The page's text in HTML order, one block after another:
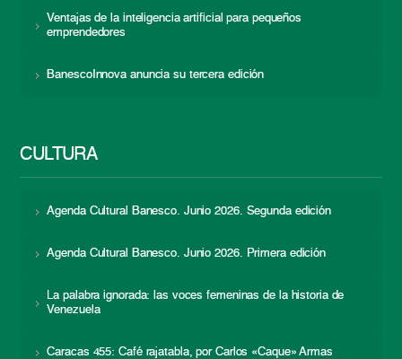
Ventajas de la inteligencia artificial para pequeños
emprendedores
BanescoInnova anuncia su tercera edición
CULTURA
Agenda Cultural Banesco. Junio 2026. Segunda edición
Agenda Cultural Banesco. Junio 2026. Primera edición
La palabra ignorada: las voces femeninas de la historia de
Venezuela
Caracas 455: Café rajatabla, por Carlos «Caque» Armas